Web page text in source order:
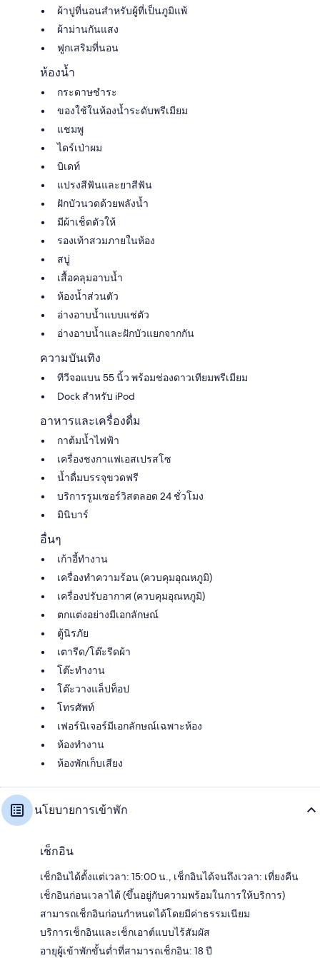
ผ้าปูที่นอนสำหรับผู้ที่เป็นภูมิแพ้
ผ้าม่านกันแสง
ฟูกเสริมที่นอน
ห้องน้ำ
กระดาษชำระ
ของใช้ในห้องน้ำระดับพรีเมียม
แชมพู
ไดร์เป่าผม
บิเดท์
แปรงสีฟันและยาสีฟัน
ฝักบัวนวดด้วยพลังน้ำ
มีผ้าเช็ดตัวให้
รองเท้าสวมภายในห้อง
สบู่
เสื้อคลุมอาบน้ำ
ห้องน้ำส่วนตัว
อ่างอาบน้ำแบบแช่ตัว
อ่างอาบน้ำและฝักบัวแยกจากกัน
ความบันเทิง
ทีวีจอแบน 55 นิ้ว พร้อมช่องดาวเทียมพรีเมียม
Dock สำหรับ iPod
อาหารและเครื่องดื่ม
กาต้มน้ำไฟฟ้า
เครื่องชงกาแฟเอสเปรสโซ
น้ำดื่มบรรจุขวดฟรี
บริการรูมเซอร์วิสตลอด 24 ชั่วโมง
มินิบาร์
อื่นๆ
เก้าอี้ทำงาน
เครื่องทำความร้อน (ควบคุมอุณหภูมิ)
เครื่องปรับอากาศ (ควบคุมอุณหภูมิ)
ตกแต่งอย่างมีเอกลักษณ์
ตู้นิรภัย
เตารีด/โต๊ะรีดผ้า
โต๊ะทำงาน
โต๊ะวางแล็ปท็อป
โทรศัพท์
เฟอร์นิเจอร์มีเอกลักษณ์เฉพาะห้อง
ห้องทำงาน
ห้องพักเก็บเสียง
นโยบายการเข้าพัก
เช็กอิน
เช็กอินได้ตั้งแต่เวลา: 15:00 น., เช็กอินได้จนถึงเวลา: เที่ยงคืน
เช็กอินก่อนเวลาได้ (ขึ้นอยู่กับความพร้อมในการให้บริการ)
สามารถเช็กอินก่อนกำหนดได้โดยมีค่าธรรมเนียม
บริการเช็กอินและเช็กเอาต์แบบไร้สัมผัส
อายุผู้เข้าพักขั้นต่ำที่สามารถเช็กอิน: 18 ปี